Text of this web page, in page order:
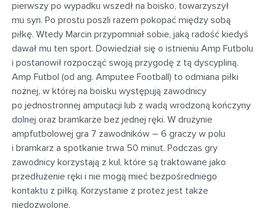
pierwszy po wypadku wszedł na boisko, towarzyszył
mu syn. Po prostu poszli razem pokopać między sobą
piłkę. Wtedy Marcin przypomniał sobie, jaką radość kiedyś
dawał mu ten sport. Dowiedział się o istnieniu Amp Futbolu
i postanowił rozpocząć swoją przygodę z tą dyscypliną.
Amp Futbol (od ang. Amputee Football) to odmiana piłki
nożnej, w której na boisku występują zawodnicy
po jednostronnej amputacji lub z wadą wrodzoną kończyny
dolnej oraz bramkarze bez jednej ręki. W drużynie
ampfutbolowej gra 7 zawodników – 6 graczy w polu
i bramkarz a spotkanie trwa 50 minut. Podczas gry
zawodnicy korzystają z kul, które są traktowane jako
przedłużenie ręki i nie mogą mieć bezpośredniego
kontaktu z piłką. Korzystanie z protez jest także
niedozwolone.